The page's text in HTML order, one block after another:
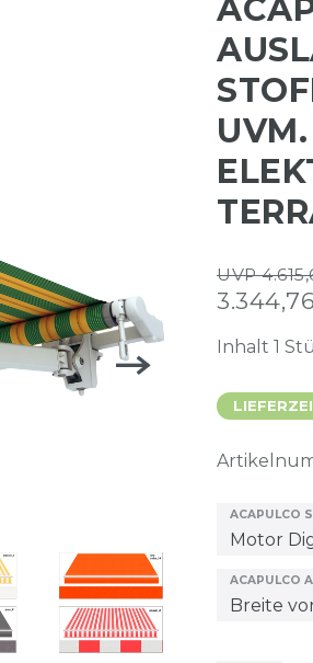
UVP
Inhalt 1
ACAPULCO
ACAPULCO